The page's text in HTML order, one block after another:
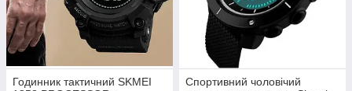
Годинник тактичний SKMEI
Cпортивний чоловічий